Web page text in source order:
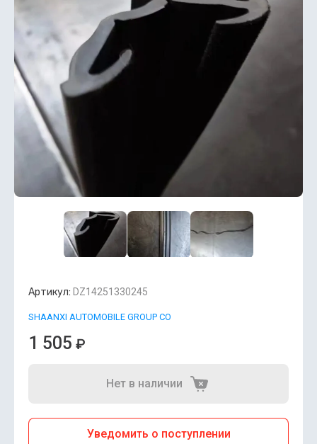
Артикул: DZ14251330245
SHAANXI AUTOMOBILE GROUP CO
1 505 ₽
Нет в наличии
Уведомить о поступлении